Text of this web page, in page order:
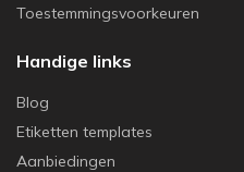
Toestemmingsvoorkeuren
Handige links
Blog
Etiketten templates
Aanbiedingen